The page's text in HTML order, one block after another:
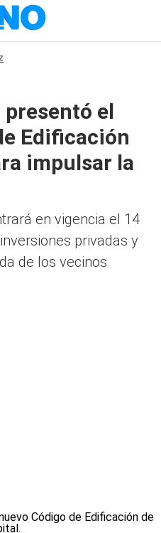
presentó el
Edificación
impulsar la
en vigencia el 14
privadas y
de los vecinos